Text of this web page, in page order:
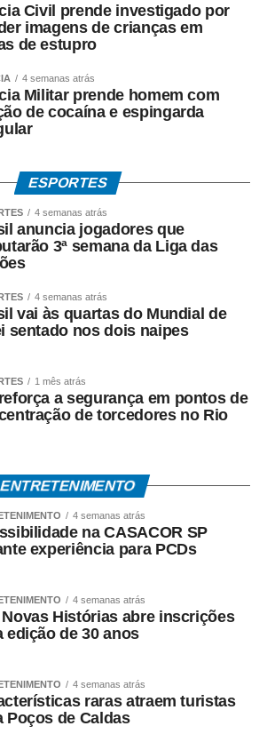
segue em andamento e
de qualquer investigado.
todas as acusações.*
públicas, o ex-governador afirma que
dentro da legalidade, com
e sustenta que a investigação
dos atos praticados durante
também atribui as acusações ao
política.
com a coleta de provas e a
apreendidos durante a
não representa condenação,
têm assegurados os direitos ao
acompanhando o andamento
informações à medida que houver
das autoridades e das partes
Civil prende investigado por
imagens de crianças em
de estupro
4 semanas atrás
Militar prende homem com
de cocaína e espingarda
ESPORTES
4 semanas atrás
anuncia jogadores que
3ª semana da Liga das
4 semanas atrás
vai às quartas do Mundial de
sentado nos dois naipes
1 mês atrás
a segurança em pontos de
de torcedores no Rio
ENTRETENIMENTO
4 semanas atrás
na CASACOR SP
experiência para PCDs
4 semanas atrás
Novas Histórias abre inscrições
edição de 30 anos
4 semanas atrás
raras atraem turistas
Poços de Caldas